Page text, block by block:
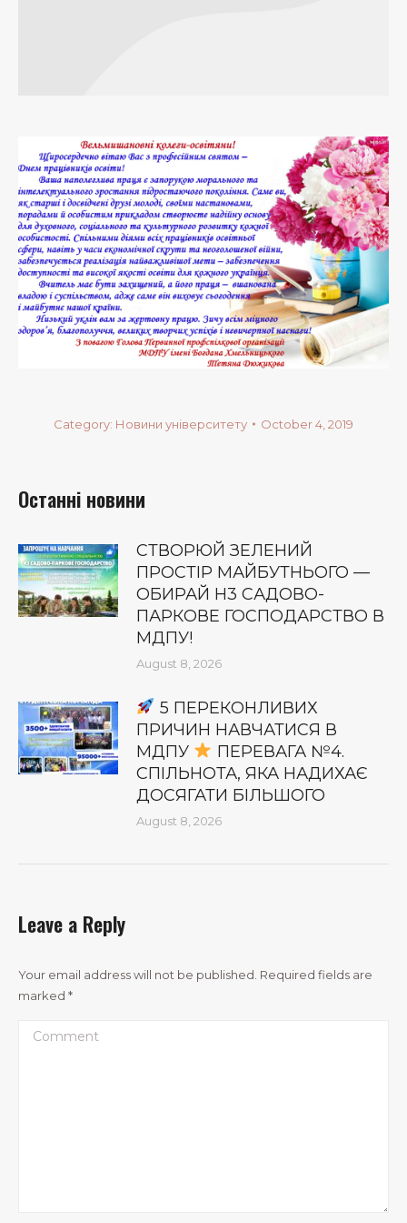
Category: Новини університету October 4, 2019
Останні новини
СТВОРЮЙ ЗЕЛЕНИЙ
ПРОСТІР МАЙБУТНЬОГО —
ОБИРАЙ Н3 САДОВО-
ПАРКОВЕ ГОСПОДАРСТВО В
МДПУ!
August 8, 2026
5 ПЕРЕКОНЛИВИХ
ПРИЧИН НАВЧАТИСЯ В
МДПУ
ПЕРЕВАГА №4.
СПІЛЬНОТА, ЯКА НАДИХАЄ
ДОСЯГАТИ БІЛЬШОГО
August 8, 2026
Leave a Reply
Your email address will not be published. Required fields are
marked *
Comment